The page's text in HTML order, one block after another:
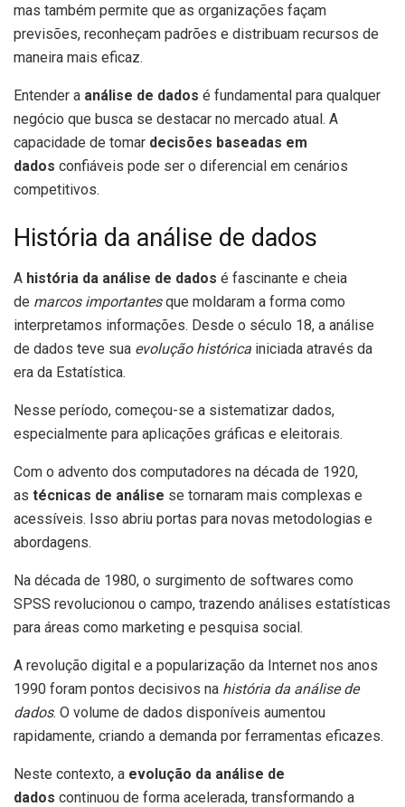
mas também permite que as organizações façam
previsões, reconheçam padrões e distribuam recursos de
maneira mais eficaz.
Entender a análise de dados é fundamental para qualquer
negócio que busca se destacar no mercado atual. A
capacidade de tomar decisões baseadas em
dados confiáveis pode ser o diferencial em cenários
competitivos.
História da análise de dados
A história da análise de dados é fascinante e cheia
de marcos importantesque moldaram a forma como
interpretamos informações. Desde o século 18, a análise
de dados teve sua evolução histórica iniciada através da
era da Estatística.
Nesse período, começou-se a sistematizar dados,
especialmente para aplicações gráficas e eleitorais.
Com o advento dos computadores na década de 1920,
as técnicas de análise se tornaram mais complexas e
acessíveis. Isso abriu portas para novas metodologias e
abordagens.
Na década de 1980, o surgimento de softwares como
SPSS revolucionou o campo, trazendo análises estatísticas
para áreas como marketing e pesquisa social.
A revolução digital e a popularização da Internet nos anos
1990 foram pontos decisivos na história da análise de
dados. O volume de dados disponíveis aumentou
rapidamente, criando a demanda por ferramentas eficazes.
Neste contexto, a evolução da análise de
dados continuou de forma acelerada, transformando a